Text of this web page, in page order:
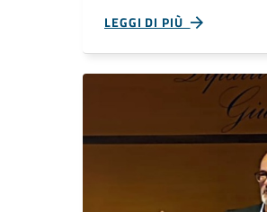
LEGGI DI PIÙ